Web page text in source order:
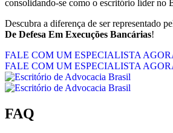
consolidando-se como o escritório líder no
Descubra a diferença de ser representado
De Defesa Em Execuções Bancárias!
FALE COM UM ESPECIALISTA
FALE COM UM ESPECIALISTA
FAQ